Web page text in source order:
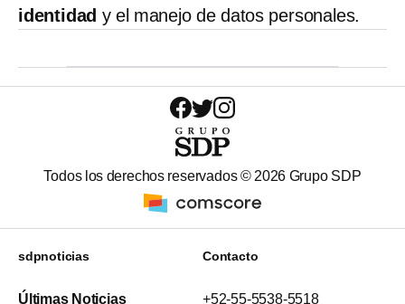
identidad y el manejo de datos personales.
Todos los derechos reservados © 2026 Grupo SDP
sdpnoticias
Últimas Noticias
Contacto
+52-55-5538-5518